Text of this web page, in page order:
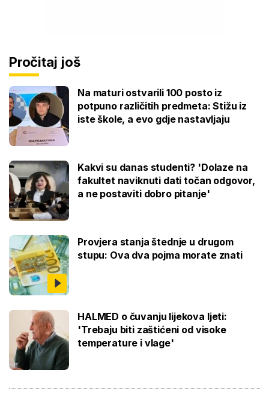
Pročitaj još
Na maturi ostvarili 100 posto iz
potpuno različitih predmeta: Stižu iz
iste škole, a evo gdje nastavljaju
Kakvi su danas studenti? 'Dolaze na
fakultet naviknuti dati točan odgovor,
a ne postaviti dobro pitanje'
Provjera stanja štednje u drugom
stupu: Ova dva pojma morate znati
HALMED o čuvanju lijekova ljeti:
'Trebaju biti zaštićeni od visoke
temperature i vlage'